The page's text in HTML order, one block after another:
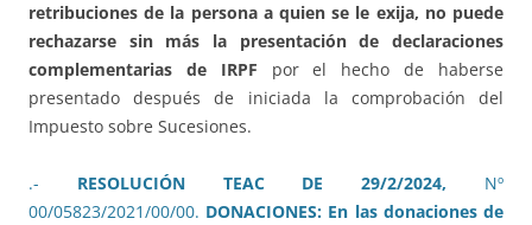
retribuciones de la persona a quien se le exija, no puede
rechazarse sin más la presentación de declaraciones
complementarias de IRPF por el hecho de haberse
presentado después de iniciada la comprobación del
Impuesto sobre Sucesiones.
.- RESOLUCIÓN TEAC DE 29/2/2024, Nº
00/05823/2021/00/00. DONACIONES: En las donaciones de